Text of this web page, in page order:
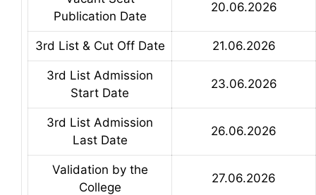
Publication Date
20.06.2026
3rd List & Cut Off Date 21.06.2026
3rd List Admission
Start Date
23.06.2026
3rd List Admission
Last Date
26.06.2026
Validation by the
College
27.06.2026